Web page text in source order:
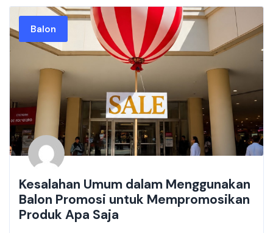
Balon
Kesalahan Umum dalam Menggunakan
Balon Promosi untuk Mempromosikan
Produk Apa Saja